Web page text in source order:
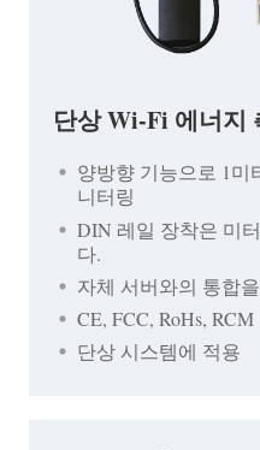
단상 Wi-Fi 에너지
양방향 기능으로 1미
니터링
DIN 레일 장착은 미
다.
자체 서버와의 통합
CE, FCC, RoHs, RCM
단상 시스템에 적용